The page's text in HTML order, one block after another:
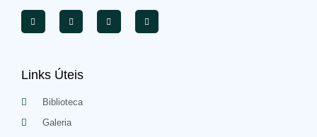
Links Úteis
Biblioteca
Galeria